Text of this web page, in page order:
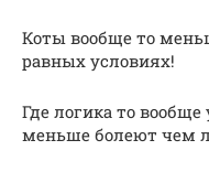
Коты вообще то
равных условиях!
Где логика то
меньше болеют чем